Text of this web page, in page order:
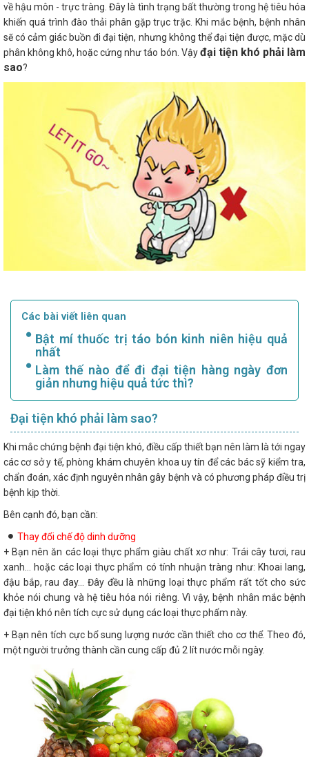
về hậu môn - trực tràng. Đây là tình trạng bất thường trong hệ tiêu hóa
khiến quá trình đào thải phân gặp trục trặc. Khi mắc bệnh, bệnh nhân
sẽ có cảm giác buồn đi đại tiện, nhưng không thể đại tiện được, mặc dù
phân không khô, hoặc cứng như táo bón. Vậyđại tiện khó phải làm
sao?
Các bài viết liên quan
Bật mí thuốc trị táo bón kinh niên hiệu quả
nhất
Làm thế nào để đi đại tiện hàng ngày đơn
giản nhưng hiệu quả tức thì?
Đại tiện khó phải làm sao?
Khi mắc chứng bệnh đại tiện khó, điều cấp thiết bạn nên làm là tới ngay
các cơ sở y tế, phòng khám chuyên khoa uy tín để các bác sỹ kiểm tra,
chẩn đoán, xác định nguyên nhân gây bệnh và có phương pháp điều trị
bệnh kịp thời.
Bên cạnh đó, bạn cần:
Thay đổi chế độ dinh dưỡng
+ Bạn nên ăn các loại thực phẩm giàu chất xơ như: Trái cây tươi, rau
xanh… hoặc các loại thực phẩm có tính nhuận tràng như: Khoai lang,
đậu bắp, rau đay… Đây đều là những loại thực phẩm rất tốt cho sức
khỏe nói chung và hệ tiêu hóa nói riêng. Vì vậy, bệnh nhân mắc bệnh
đại tiện khó nên tích cực sử dụng các loại thực phẩm này.
+ Bạn nên tích cực bổ sung lượng nước cần thiết cho cơ thể. Theo đó,
một người trưởng thành cần cung cấp đủ 2 lít nước mỗi ngày.